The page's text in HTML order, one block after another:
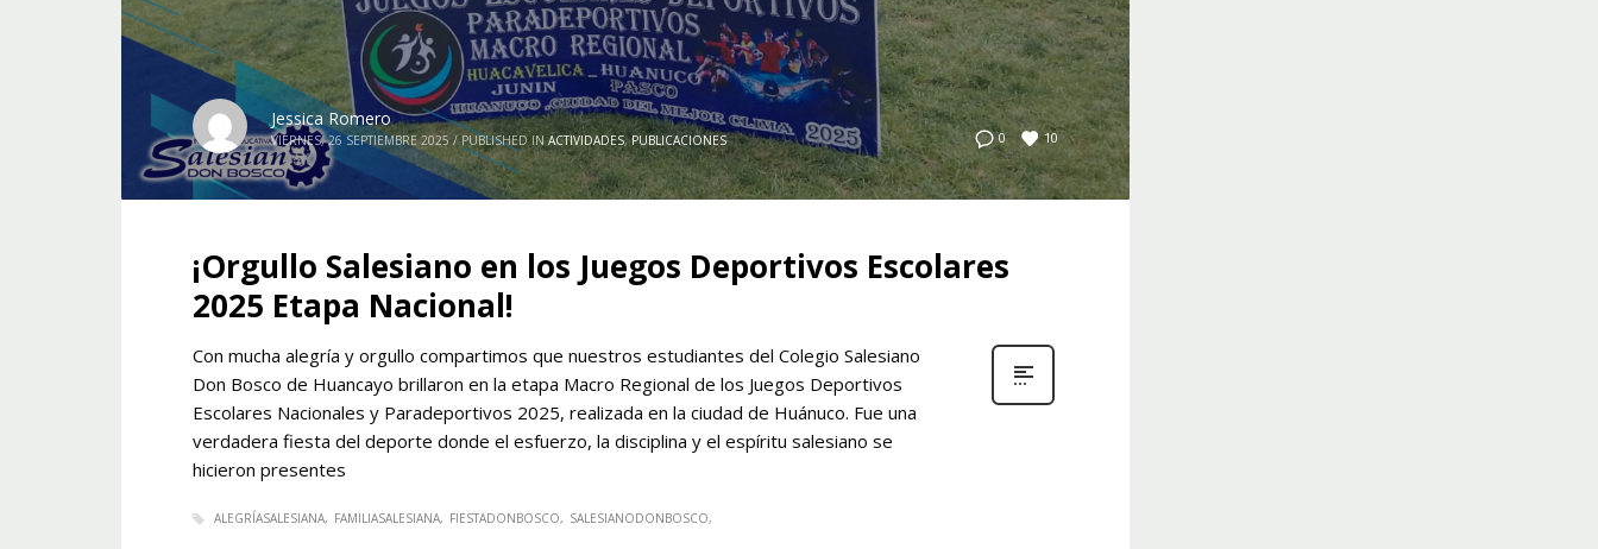
0 10
Jessica Romero
VIERNES, 26 SEPTIEMBRE 2025 / PUBLISHED IN ACTIVIDADES,PUBLICACIONES
¡Orgullo Salesiano en los Juegos Deportivos Escolares
2025 Etapa Nacional!
Con mucha alegría y orgullo compartimos que nuestros estudiantes del Colegio Salesiano
Don Bosco de Huancayo brillaron en la etapa Macro Regional de los Juegos Deportivos
Escolares Nacionales y Paradeportivos 2025, realizada en la ciudad de Huánuco. Fue una
verdadera fiesta del deporte donde el esfuerzo, la disciplina y el espíritu salesiano se
hicieron presentes
ALEGRÍASALESIANA FAMILIASALESIANA FIESTADONBOSCO SALESIANODONBOSCO